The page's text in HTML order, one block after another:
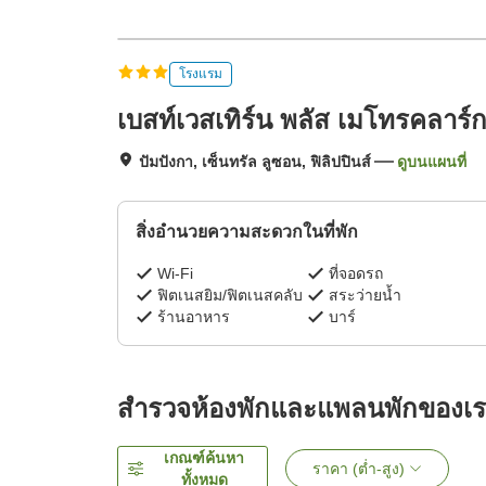
โรงแรม
เบสท์เวสเทิร์น พลัส เมโทรคลาร์ก
ปัมปังกา, เซ็นทรัล ลูซอน, ฟิลิปปินส์ ดูบนแผนที่
สิ่งอำนวยความสะดวกในที่พัก
Wi-Fi
ที่จอดรถ
ฟิตเนสยิม/ฟิตเนสคลับ
สระว่ายน้ำ
ร้านอาหาร
บาร์
สำรวจห้องพักและแพลนพักของเ
เกณฑ์ค้นหา
ทั้งหมด
ราคา (ต่ำ-สูง)